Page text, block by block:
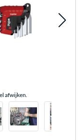
afwijken.